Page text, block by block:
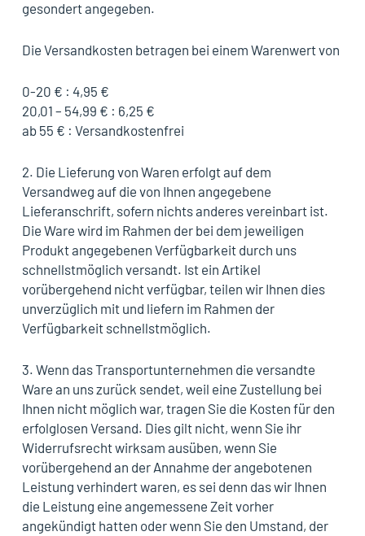
gesondert angegeben.
Die Versandkosten betragen bei einem Warenwert von
0-20 € : 4,95 €
20,01 – 54,99 € : 6,25 €
ab 55 € : Versandkostenfrei
2. Die Lieferung von Waren erfolgt auf dem
Versandweg auf die von Ihnen angegebene
Lieferanschrift, sofern nichts anderes vereinbart ist.
Die Ware wird im Rahmen der bei dem jeweiligen
Produkt angegebenen Verfügbarkeit durch uns
schnellstmöglich versandt. Ist ein Artikel
vorübergehend nicht verfügbar, teilen wir Ihnen dies
unverzüglich mit und liefern im Rahmen der
Verfügbarkeit schnellstmöglich.
3. Wenn das Transportunternehmen die versandte
Ware an uns zurück sendet, weil eine Zustellung bei
Ihnen nicht möglich war, tragen Sie die Kosten für den
erfolglosen Versand. Dies gilt nicht, wenn Sie ihr
Widerrufsrecht wirksam ausüben, wenn Sie
vorübergehend an der Annahme der angebotenen
Leistung verhindert waren, es sei denn das wir Ihnen
die Leistung eine angemessene Zeit vorher
angekündigt hatten oder wenn Sie den Umstand, der